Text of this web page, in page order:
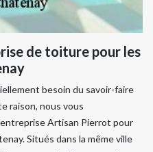
de toiture pour les
besoin du savoir-faire
raison, nous vous
Artisan Pierrot pour
Situés dans la même ville